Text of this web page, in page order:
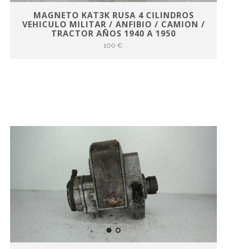
MAGNETO KAT3K RUSA 4 CILINDROS
VEHICULO MILITAR / ANFIBIO / CAMION /
TRACTOR AÑOS 1940 A 1950
100 €